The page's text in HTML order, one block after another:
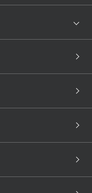
cool
Innerwear
ルスタイル
科学研究開発センター見